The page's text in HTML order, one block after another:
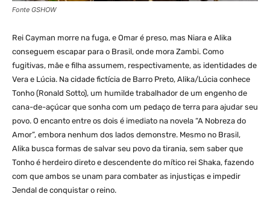
Fonte GSHOW
Rei Cayman morre na fuga, e Omar é preso, mas Niara e Alika
conseguem escapar para o Brasil, onde mora Zambi. Como
fugitivas, mãe e filha assumem, respectivamente, as identidades de
Vera e Lúcia. Na cidade fictícia de Barro Preto, Alika/Lúcia conhece
Tonho (Ronald Sotto), um humilde trabalhador de um engenho de
cana-de-açúcar que sonha com um pedaço de terra para ajudar seu
povo. O encanto entre os dois é imediato na novela “A Nobreza do
Amor”, embora nenhum dos lados demonstre. Mesmo no Brasil,
Alika busca formas de salvar seu povo da tirania, sem saber que
Tonho é herdeiro direto e descendente do mítico rei Shaka, fazendo
com que ambos se unam para combater as injustiças e impedir
Jendal de conquistar o reino.